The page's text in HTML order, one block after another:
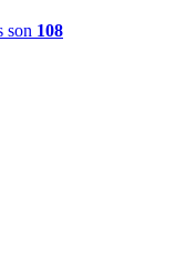
son 108